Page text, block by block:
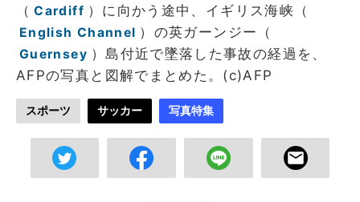
（ Cardiff ）に向かう途中、イギリス海峡（
English Channel ）の英ガーンジー（
Guernsey ）島付近で墜落した事故の経過を、
AFPの写真と図解でまとめた。(c)AFP
スポーツ サッカー 写真特集